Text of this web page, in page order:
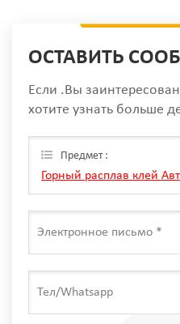
ОСТАВИТЬ
Если .Вы
хотите узнать больше
только мы Can.
Предмет :
Горный расплав клей